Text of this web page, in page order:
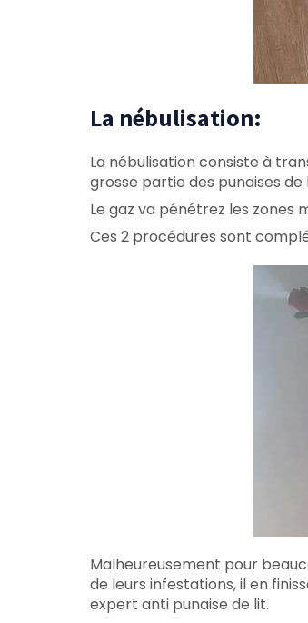
La nébulisation:
La nébulisation consiste à
grosse partie des punaises
Le gaz va pénétrez les zones
Ces 2 procédures sont
Malheureusement pour
de leurs infestations, il en
expert anti punaise de lit.